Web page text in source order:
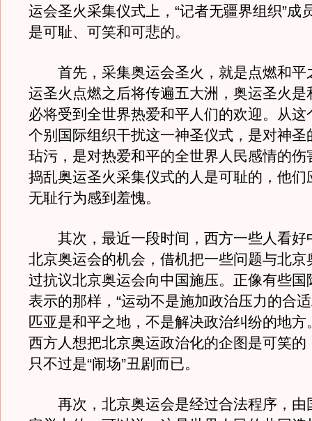
运会圣火采集仪式上，“记者无疆界组织”成
是可耻、可笑和可悲的。
首先，采集奥运会圣火，就是点燃和平
运圣火点燃之后将传遍五大洲，奥运圣火是
必将受到全世界热爱和平人们的欢迎。从这
个别国际组织干扰这一神圣仪式，是对神圣
玷污，是对热爱和平的全世界人民感情的伤
捣乱奥运圣火采集仪式的人是可耻的，他们
无耻行为感到羞愧。
其次，最近一段时间，西方一些人看好
北京奥运会的机会，借机把一些问题与北京
过抗议北京奥运会向中国施压。正像有些国
表示的那样，“运动不是施加政治压力的合
匹亚是和平之地，不是解决政治纠纷的地方
西方人想把北京奥运政治化的企图是可笑的
只不过是“闹场”丑剧而已。
再次，北京奥运会是经过合法程序，由